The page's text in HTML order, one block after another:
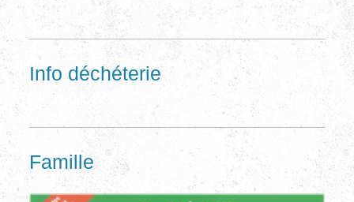
Info déchéterie
Famille